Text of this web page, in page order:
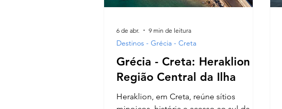
Grécia - Creta: Heraklion e
Região Central da Ilha
Heraklion, em Creta, reúne sítios
Destinos - Grécia - Creta
6 de abr. 9 min de leitura